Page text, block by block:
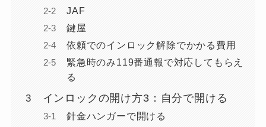
JAF
鍵屋
依頼でのインロック解除でかかる費用
緊急時のみ119番通報で対応してもらえ
る
インロックの開け方3：自分で開ける
針金ハンガーで開ける